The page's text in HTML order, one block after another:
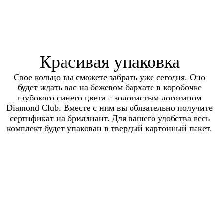
Красивая упаковка
Свое кольцо вы сможете забрать уже сегодня. Оно
будет ждать вас на бежевом бархате в коробочке
глубокого синего цвета с золотистым логотипом
Diamond Club. Вместе с ним вы обязательно получите
сертификат на бриллиант. Для вашего удобства весь
комплект будет упакован в твердый картонный пакет.